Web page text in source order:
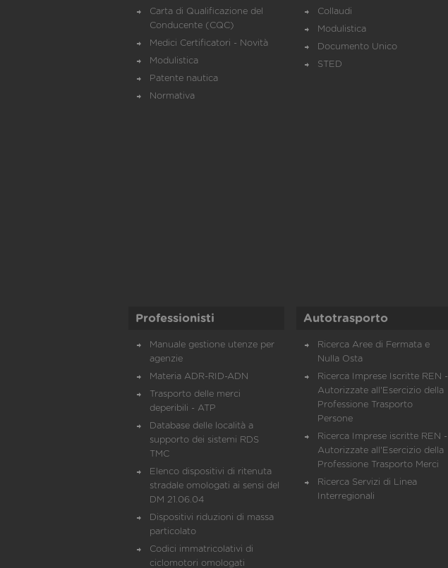
Carta di Qualificazione del
Conducente (CQC)
Medici Certificatori - Novità
Modulistica
Patente nautica
Normativa
Collaudi
Modulistica
Documento Unico
STED
Professionisti
Manuale gestione utenze per
agenzie
Materia ADR-RID-ADN
Trasporto delle merci
deperibili - ATP
Database delle località a
supporto dei sistemi RDS
TMC
Elenco dispositivi di ritenuta
stradale omologati ai sensi del
DM 21.06.04
Dispositivi riduzioni di massa
particolato
Codici immatricolativi di
ciclomotori omologati
Autotrasporto
Ricerca Aree di Fermata e
Nulla Osta
Ricerca Imprese Iscritte REN -
Autorizzate all'Esercizio della
Professione Trasporto
Persone
Ricerca Imprese iscritte REN -
Autorizzate all'Esercizio della
Professione Trasporto Merci
Ricerca Servizi di Linea
Interregionali